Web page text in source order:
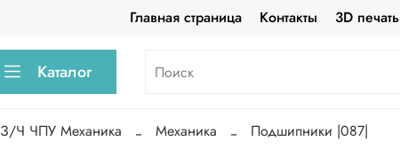
Главная страница Контакты 3D печать
Каталог
З/Ч ЧПУ Механика Механика Подшипники |087|